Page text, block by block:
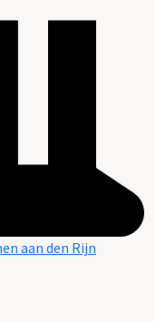
aan den Rijn